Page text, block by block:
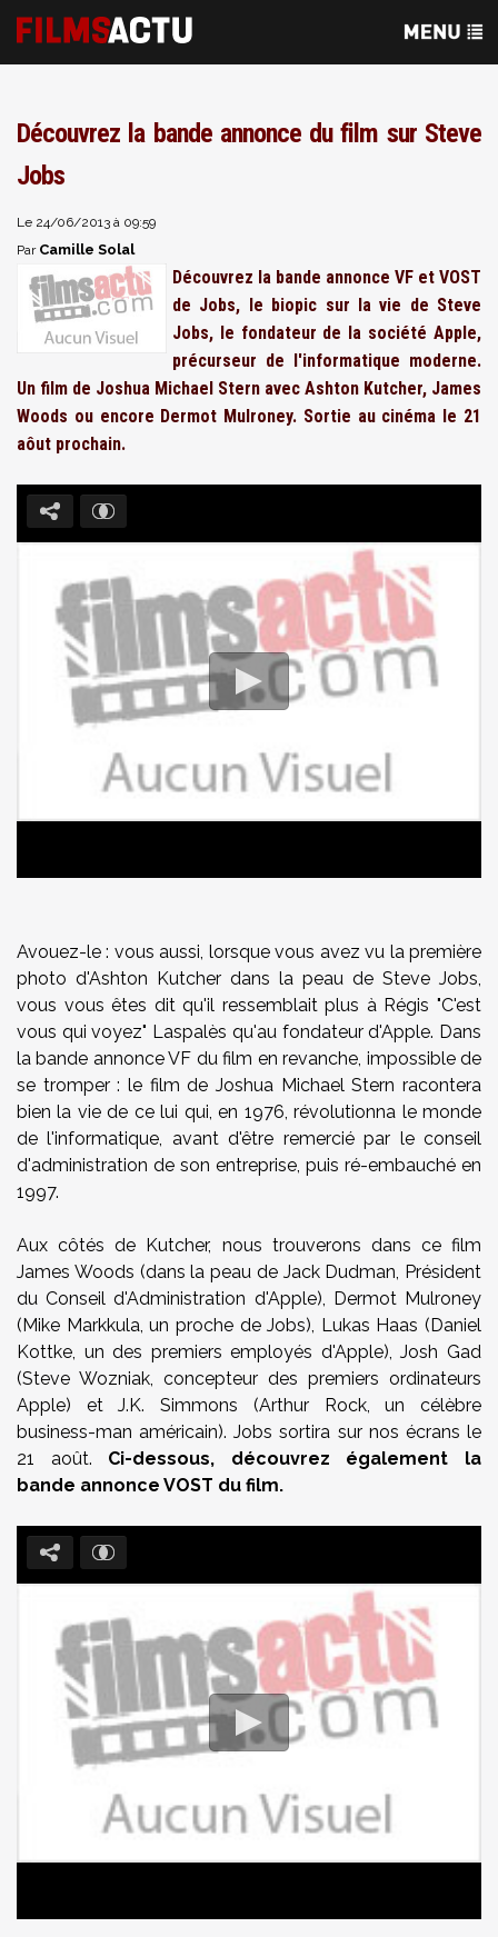
Découvrez la bande annonce du film sur Steve
Jobs
Le 24/06/2013 à 09:59
Par Camille Solal
Découvrez la bande annonce VF et VOST
de Jobs, le biopic sur la vie de Steve
Jobs, le fondateur de la société Apple,
précurseur de l'informatique moderne.
Un film de Joshua Michael Stern avec Ashton Kutcher, James
Woods ou encore Dermot Mulroney. Sortie au cinéma le 21
aôut prochain.
Avouez-le : vous aussi, lorsque vous avez vu la première
photo d'Ashton Kutcher dans la peau de Steve Jobs,
vous vous êtes dit qu'il ressemblait plus à Régis "C'est
vous qui voyez" Laspalès qu'au fondateur d'Apple. Dans
la bande annonce VF du film en revanche, impossible de
se tromper : le film de Joshua Michael Stern racontera
bien la vie de ce lui qui, en 1976, révolutionna le monde
de l'informatique, avant d'être remercié par le conseil
d'administration de son entreprise, puis ré-embauché en
1997.
Aux côtés de Kutcher, nous trouverons dans ce film
James Woods (dans la peau de Jack Dudman, Président
du Conseil d'Administration d'Apple), Dermot Mulroney
(Mike Markkula, un proche de Jobs), Lukas Haas (Daniel
Kottke, un des premiers employés d'Apple), Josh Gad
(Steve Wozniak, concepteur des premiers ordinateurs
Apple) et J.K. Simmons (Arthur Rock, un célèbre
business-man américain). Jobs sortira sur nos écrans le
21 août. Ci-dessous, découvrez également la
bande annonce VOST du film.